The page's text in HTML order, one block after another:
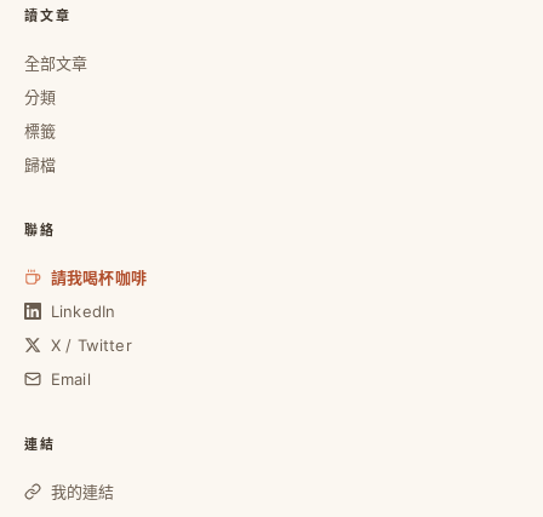
讀文章
全部文章
分類
標籤
歸檔
聯絡
請我喝杯咖啡
LinkedIn
X / Twitter
Email
連結
我的連結